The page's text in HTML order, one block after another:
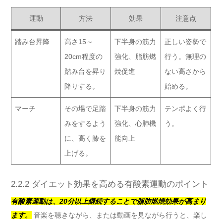
運動 方法 効果 注意点
踏み台昇降
高さ15～
20cm程度の
踏み台を昇り
降りする。
下半身の筋力
強化、脂肪燃
焼促進
正しい姿勢で
行う。無理の
ない高さから
始める。
マーチ
その場で足踏
みをするよう
に、高く膝を
上げる。
下半身の筋力
強化、心肺機
能向上
テンポよく行
う。
2.2.2 ダイエット効果を高める有酸素運動のポイント
有酸素運動は、20分以上継続することで脂肪燃焼効果が高まり
ます。
音楽を聴きながら、または動画を見ながら行うと、楽し